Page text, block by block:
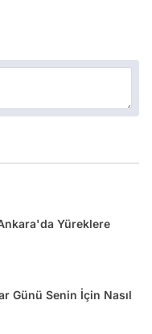
Yüreklere
Günü Senin İçin Nasıl